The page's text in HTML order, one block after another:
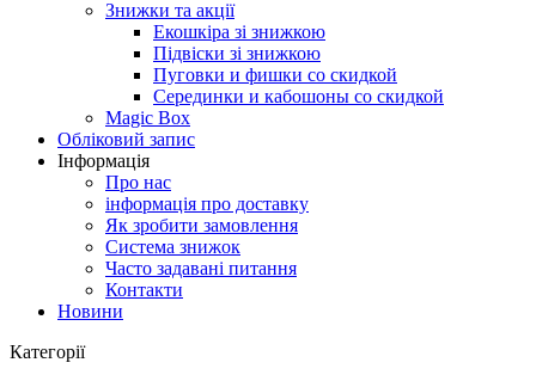
Знижки та акції
Екошкіра зі знижкою
Підвіски зі знижкою
Пуговки и фишки со скидкой
Серединки и кабошоны со скидкой
Magic Box
Обліковий запис
Інформація
Про нас
інформація про доставку
Як зробити замовлення
Система знижок
Часто задавані питання
Контакти
Новини
Категорії